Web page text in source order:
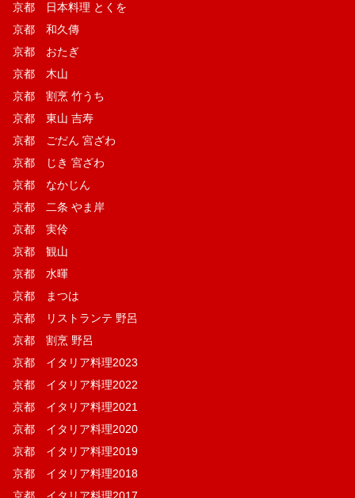
京都 日本料理 とくを
京都 和久傳
京都 おたぎ
京都 木山
京都 割烹 竹うち
京都 東山 吉寿
京都 ごだん 宮ざわ
京都 じき 宮ざわ
京都 なかじん
京都 二条 やま岸
京都 実伶
京都 観山
京都 水暉
京都 まつは
京都 リストランテ 野呂
京都 割烹 野呂
京都 イタリア料理2023
京都 イタリア料理2022
京都 イタリア料理2021
京都 イタリア料理2020
京都 イタリア料理2019
京都 イタリア料理2018